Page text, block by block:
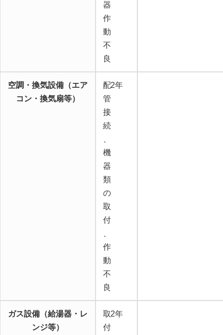
器
作
動
不
良
空調・換気設備（エア
コン・換気扇等）
配
管
接
続
機
器
類
の
取
付
作
動
不
良
2年
ガス設備（給湯器・レ
ンジ等）
取
付
2年